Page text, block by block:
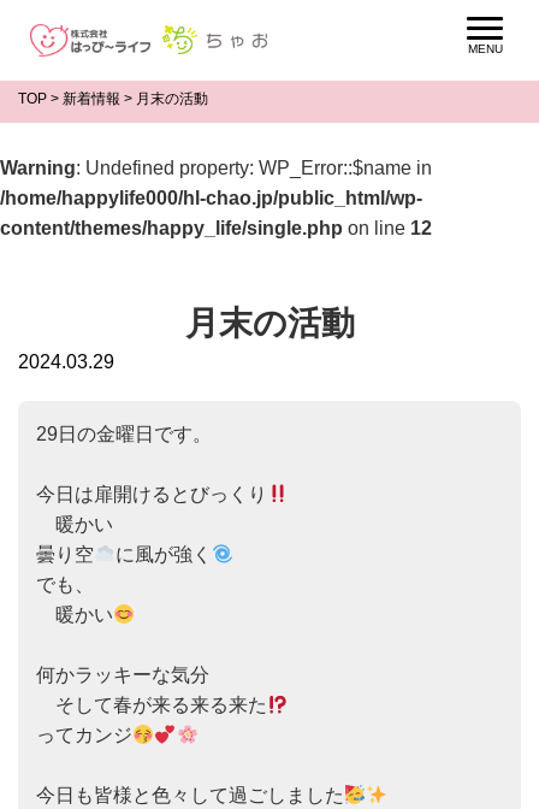
TOP > 新着情報 > 月末の活動
Warning: Undefined property: WP_Error::$name in
/home/happylife000/hl-chao.jp/public_html/wp-
content/themes/happy_life/single.php on line 12
月末の活動
2024.03.29
29日の金曜日です。
今日は扉開けるとびっくり
暖かい
曇り空
に風が強く
でも、
暖かい
何かラッキーな気分
そして春が来る来る来た
ってカンジ
今日も皆様と色々して過ごしました